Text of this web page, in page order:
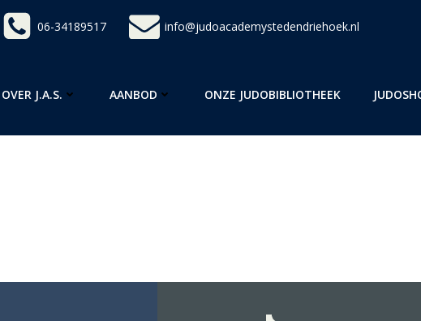
06-34189517 info@judoacademystedendriehoek.nl
OVER J.A.S. AANBOD ONZE JUDOBIBLIOTHEEK